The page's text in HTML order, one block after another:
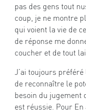
pas des gens tout
coup, je ne montre
qui voient la vie de
de réponse me
coucher et de tout
J’ai toujours
de reconnaître le
besoin du jugement
est réussie. Pour